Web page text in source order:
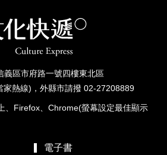
義區市府路一號四樓東北區
家熱線)，外縣市請撥 02-27208889
、Firefox、Chrome(螢幕設定最佳顯示
電子書